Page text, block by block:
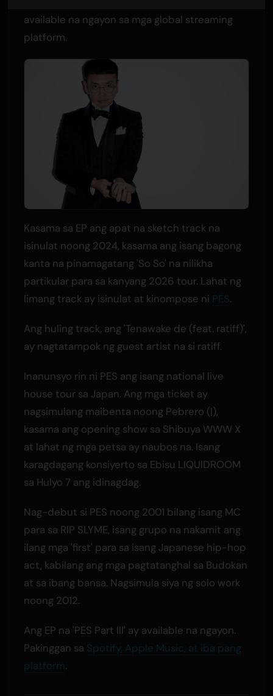
available na ngayon sa mga global streaming
platform.
Kasama sa EP ang apat na sketch track na
isinulat noong 2024, kasama ang isang bagong
kanta na pinamagatang 'So So' na nilikha
partikular para sa kanyang 2026 tour. Lahat ng
limang track ay isinulat at kinompose ni PES.
Ang huling track, ang 'Tenawake de (feat. ratiff)',
ay nagtatampok ng guest artist na si ratiff.
Inanunsyo rin ni PES ang isang national live
house tour sa Japan. Ang mga ticket ay
nagsimulang maibenta noong Pebrero (|),
kasama ang opening show sa Shibuya WWW X
at lahat ng mga petsa ay naubos na. Isang
karagdagang konsiyerto sa Ebisu LIQUIDROOM
sa Hulyo 7 ang idinagdag.
Nag-debut si PES noong 2001 bilang isang MC
para sa RIP SLYME, isang grupo na nakamit ang
ilang mga 'first' para sa isang Japanese hip-hop
act, kabilang ang mga pagtatanghal sa Budokan
at sa ibang bansa. Nagsimula siya ng solo work
noong 2012.
Ang EP na 'PES Part III' ay available na ngayon.
Pakinggan sa Spotify, Apple Music, at iba pang
platform.